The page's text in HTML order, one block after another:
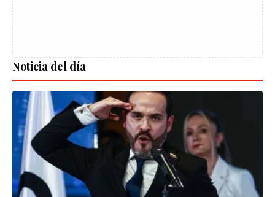
Noticia del día